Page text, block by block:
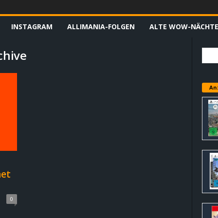
INSTAGRAM ALLIMANIA-FOLGEN ALTE WOW-NÄCHTE
0